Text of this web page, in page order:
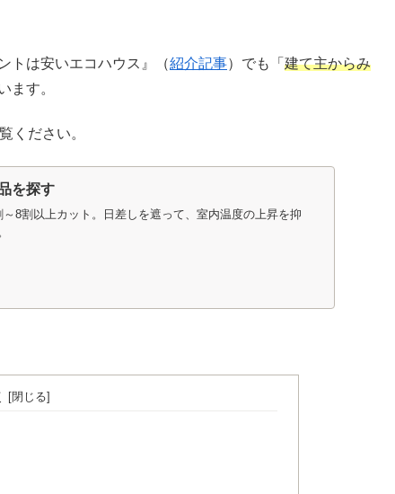
トは安いエコハウス 』（紹介記事）でも「 建て主からみ
ます。
ください。
を探す
8割以上カット。日差しを遮って、室内温度の上昇を抑